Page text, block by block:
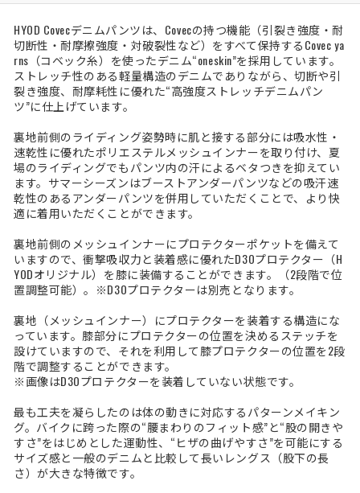
HYOD Covecデニムパンツは、Covecの持つ機能（引裂き強度・耐
切断性・耐摩擦強度・対破裂性など）をすべて保持するCovec ya
rns（コベック糸）を使ったデニム“oneskin”を採用しています。
ストレッチ性のある軽量構造のデニムでありながら、切断や引
裂き強度、耐摩耗性に優れた“高強度ストレッチデニムパン
ツ”に仕上げています。
裏地前側のライディング姿勢時に肌と接する部分には吸水性・
速乾性に優れたポリエステルメッシュインナーを取り付け、夏
場のライディングでもパンツ内の汗によるベタつきを抑えてい
ます。サマーシーズンはブーストアンダーパンツなどの吸汗速
乾性のあるアンダーパンツを併用していただくことで、より快
適に着用いただくことができます。
裏地前側のメッシュインナーにプロテクターポケットを備えて
いますので、衝撃吸収力と装着感に優れたD3Oプロテクター（H
YODオリジナル）を膝に装備することができます。（2段階で位
置調整可能）。※D3Oプロテクターは別売となります。
裏地（メッシュインナー）にプロテクターを装着する構造にな
っています。膝部分にプロテクターの位置を決めるステッチを
設けていますので、それを利用して膝プロテクターの位置を2段
階で調整することができます。
※画像はD3Oプロテクターを装着していない状態です。
最も工夫を凝らしたのは体の動きに対応するパターンメイキン
グ。バイクに跨った際の“腰まわりのフィット感”と“股の開きや
すさ”をはじめとした運動性、“ヒザの曲げやすさ”を可能にする
サイズ感と一般のデニムと比較して長いレングス（股下の長
さ）が大きな特徴です。